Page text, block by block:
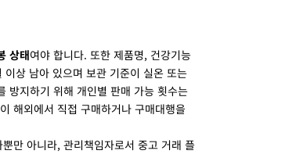
상태여야 합니다. 또한 제품명, 건강기능
상 남아 있으며 보관 기준이 실온 또는
방지하기 위해 개인별 판매 가능 횟수는
해외에서 직접 구매하거나 구매대행을
뿐만 아니라, 관리책임자로서 중고 거래 플